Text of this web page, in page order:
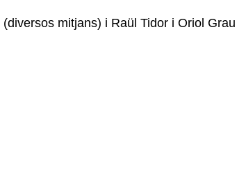
mitjans) i Raül Tidor i Oriol Grau